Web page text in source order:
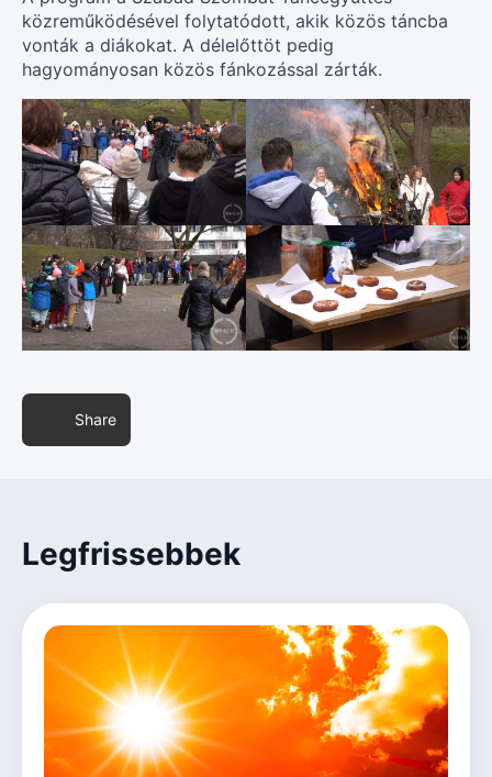
közreműködésével folytatódott, akik közös táncba
vonták a diákokat. A délelőttöt pedig
hagyományosan közös fánkozással zárták.
Share
Legfrissebbek